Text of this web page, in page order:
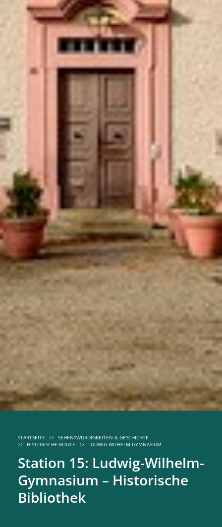
STARTSEITE
SEHENSWÜRDIGKEITEN & GESCHICHTE
HISTORISCHE ROUTE
LUDWIG-WILHELM-GYMNASIUM
Station 15: Ludwig-Wilhelm-
Gymnasium – Historische
Bibliothek